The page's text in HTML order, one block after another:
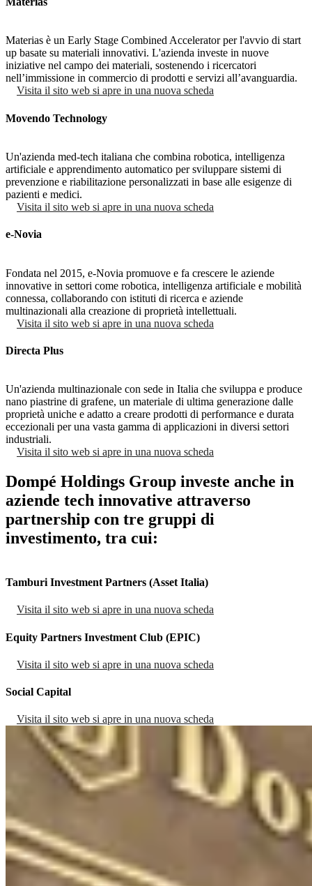
Materias è un Early Stage Combined Accelerator per l'avvio di start
up basate su materiali innovativi. L'azienda investe in nuove
iniziative nel campo dei materiali, sostenendo i ricercatori
nell’immissione in commercio di prodotti e servizi all’avanguardia.
Visita il sito web si apre in una nuova scheda
Movendo Technology
Un'azienda med-tech italiana che combina robotica, intelligenza
artificiale e apprendimento automatico per sviluppare sistemi di
prevenzione e riabilitazione personalizzati in base alle esigenze di
pazienti e medici.
Visita il sito web si apre in una nuova scheda
e-Novia
Fondata nel 2015, e-Novia promuove e fa crescere le aziende
innovative in settori come robotica, intelligenza artificiale e mobilità
connessa, collaborando con istituti di ricerca e aziende
multinazionali alla creazione di proprietà intellettuali.
Visita il sito web si apre in una nuova scheda
Directa Plus
Un'azienda multinazionale con sede in Italia che sviluppa e produce
nano piastrine di grafene, un materiale di ultima generazione dalle
proprietà uniche e adatto a creare prodotti di performance e durata
eccezionali per una vasta gamma di applicazioni in diversi settori
industriali.
Visita il sito web si apre in una nuova scheda
Dompé Holdings Group investe anche in
aziende tech innovative attraverso
partnership con tre gruppi di
investimento, tra cui:
Tamburi Investment Partners (Asset Italia)
Visita il sito web si apre in una nuova scheda
Equity Partners Investment Club (EPIC)
Visita il sito web si apre in una nuova scheda
Social Capital
Visita il sito web si apre in una nuova scheda